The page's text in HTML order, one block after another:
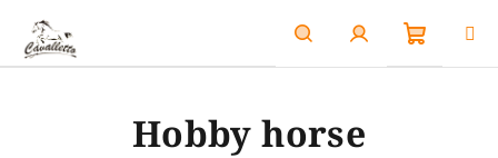
obsah
HledatPřihlášení
Hobby horse